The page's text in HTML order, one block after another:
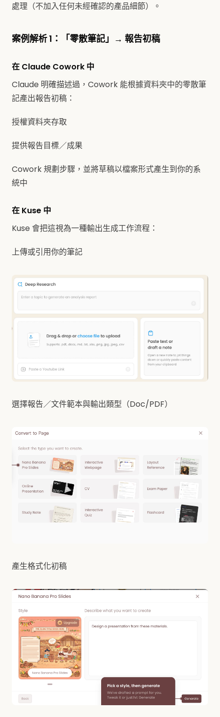
處理（不加入任何未經確認的產品細節）。
案例解析 1：「零散筆記」→ 報告初稿
在 Claude Cowork 中
Claude 明確描述過，Cowork 能根據資料夾中的零散筆
記產出報告初稿：
授權資料夾存取
提供報告目標／成果
Cowork 規劃步驟，並將草稿以檔案形式產生到你的系
統中
在 Kuse 中
Kuse 會把這視為一種輸出生成工作流程：
上傳或引用你的筆記
選擇報告／文件範本與輸出類型（Doc/PDF）
產生格式化初稿